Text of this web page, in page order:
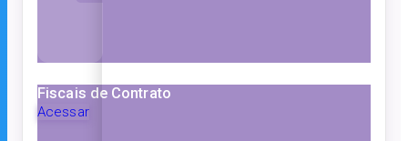
Fiscais de Contrato
Acessar